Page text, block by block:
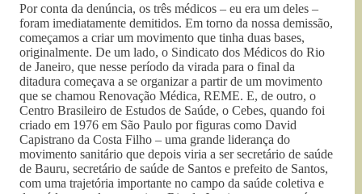
Por conta da denúncia, os três médicos – eu era um deles –
foram imediatamente demitidos. Em torno da nossa demissão,
começamos a criar um movimento que tinha duas bases,
originalmente. De um lado, o Sindicato dos Médicos do Rio
de Janeiro, que nesse período da virada para o final da
ditadura começava a se organizar a partir de um movimento
que se chamou Renovação Médica, REME. E, de outro, o
Centro Brasileiro de Estudos de Saúde, o Cebes, quando foi
criado em 1976 em São Paulo por figuras como David
Capistrano da Costa Filho – uma grande liderança do
movimento sanitário que depois viria a ser secretário de saúde
de Bauru, secretário de saúde de Santos e prefeito de Santos,
com uma trajetória importante no campo da saúde coletiva e